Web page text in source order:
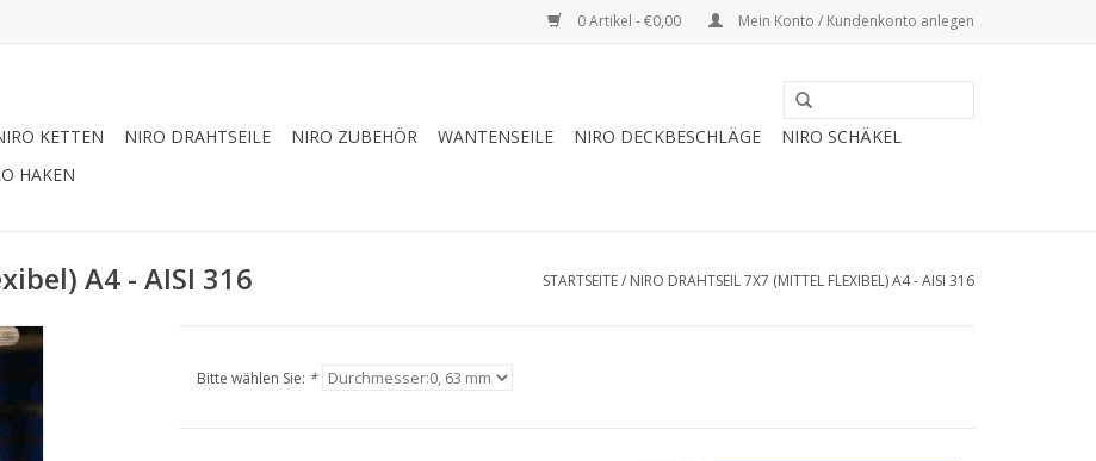
0 Artikel - €0,00 Mein Konto / Kundenkonto anlegen
KETTEN NIRO DRAHTSEILE NIRO ZUBEHÖR WANTENSEILE NIRO DECKBESCHLÄGE
NIRO SCHÄKEL
HAKEN
A4 - AISI 316 STARTSEITE/ NIRO DRAHTSEIL 7X7 (MITTEL FLEXIBEL) A4 - AISI 316
Bitte wählen Sie: *